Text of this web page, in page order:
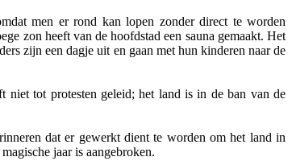
men er rond kan lopen zonder direct te worden
zon heeft van de hoofdstad een sauna gemaakt. Het
zijn een dagje uit en gaan met hun kinderen naar de
niet tot protesten geleid; het land is in de ban van de
dat er gewerkt dient te worden om het land in
jaar is aangebroken.